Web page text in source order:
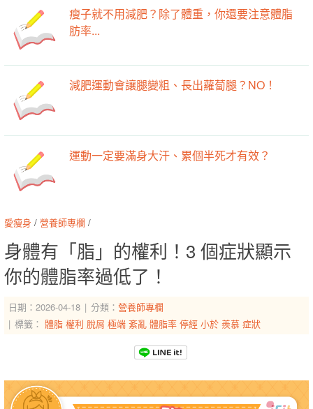
瘦子就不用減肥？除了體重，你還要注意體脂
肪率...
減肥運動會讓腿變粗、長出蘿蔔腿？NO！
運動一定要滿身大汗、累個半死才有效？
愛瘦身 / 營養師專欄 /
身體有「脂」的權利！3 個症狀顯示
你的體脂率過低了！
日期：2026-04-18 分類： 營養師專欄
標籤： 體脂 權利 脫屑 極端 紊亂 體脂率 停經 小於 羨慕 症狀